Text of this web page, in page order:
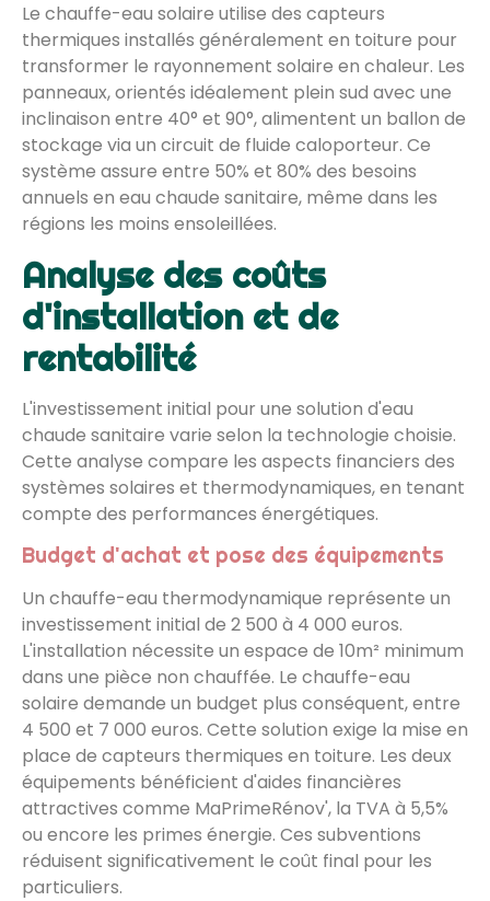
Le chauffe-eau solaire utilise des capteurs
thermiques installés généralement en toiture pour
transformer le rayonnement solaire en chaleur. Les
panneaux, orientés idéalement plein sud avec une
inclinaison entre 40° et 90°, alimentent un ballon de
stockage via un circuit de fluide caloporteur. Ce
système assure entre 50% et 80% des besoins
annuels en eau chaude sanitaire, même dans les
régions les moins ensoleillées.
Analyse des coûts
d'installation et de
rentabilité
L'investissement initial pour une solution d'eau
chaude sanitaire varie selon la technologie choisie.
Cette analyse compare les aspects financiers des
systèmes solaires et thermodynamiques, en tenant
compte des performances énergétiques.
Budget d'achat et pose des équipements
Un chauffe-eau thermodynamique représente un
investissement initial de 2 500 à 4 000 euros.
L'installation nécessite un espace de 10m² minimum
dans une pièce non chauffée. Le chauffe-eau
solaire demande un budget plus conséquent, entre
4 500 et 7 000 euros. Cette solution exige la mise en
place de capteurs thermiques en toiture. Les deux
équipements bénéficient d'aides financières
attractives comme MaPrimeRénov', la TVA à 5,5%
ou encore les primes énergie. Ces subventions
réduisent significativement le coût final pour les
particuliers.